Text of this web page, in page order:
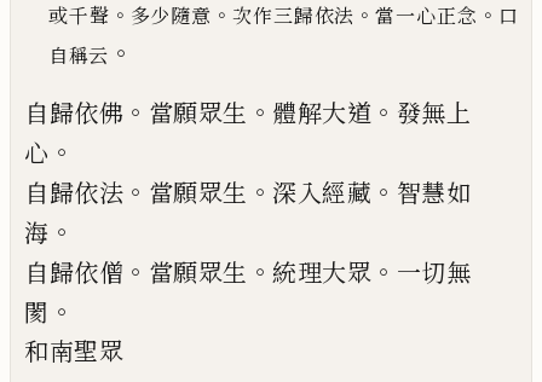
或千聲 。 多少隨意 。 次作三歸依法 。當一心正念 。 口
自稱云 。
自歸依佛 。 當願眾生 。 體解大道 。 發無上
心 。
自歸依法 。 當願眾生 。 深入經藏 。 智慧如
海 。
自歸依僧 。 當願眾生 。 統理大眾 。 一切無
閡 。
和南聖眾